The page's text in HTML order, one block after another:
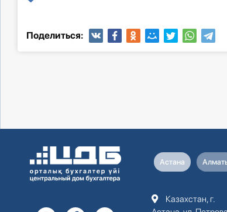
Поделиться:
Астана
Казахстан, г.